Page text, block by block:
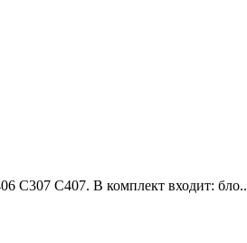
С307 С407. В комплект входит: бло..